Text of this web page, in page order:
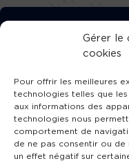
Gérer le
cookies
Pour offrir les meilleures
technologies telles que
aux informations des
technologies nous
comportement de
de ne pas consentir ou
un effet négatif sur